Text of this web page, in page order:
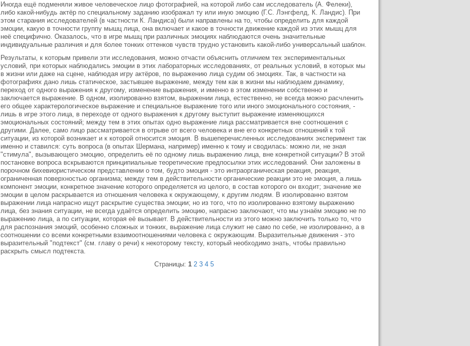
Иногда ещё подменяли живое человеческое лицо фотографией, на которой либо сам исследователь (А. Фелеки),
либо какой-нибудь актёр по специальному заданию изображал ту или иную эмоцию (Г.С. Лэнгфелд, К. Ландис). При
этом старания исследователей (в частности К. Ландиса) были направлены на то, чтобы определить для каждой
эмоции, какую в точности группу мышц лица, она включает и какое в точности движение каждой из этих мышц для
неё специфично. Оказалось, что в игре мышц при различных эмоциях наблюдаются очень значительные
индивидуальные различия и для более тонких оттенков чувств трудно установить какой-либо универсальный шаблон.
Результаты, к которым привели эти исследования, можно отчасти объяснить отличием тех экспериментальных
условий, при которых наблюдались эмоции в этих лабораторных исследованиях, от реальных условий, в которых мы
в жизни или даже на сцене, наблюдая игру актёров, по выражению лица судим об эмоциях. Так, в частности на
фотографиях дано лишь статическое, застывшее выражение, между тем как в жизни мы наблюдаем динамику,
переход от одного выражения к другому, изменение выражения, и именно в этом изменении собственно и
заключается выражение. В одном, изолированно взятом, выражении лица, естественно, не всегда можно расчленить
его общее характерологическое выражение и специальное выражение того или иного эмоционального состояния, -
лишь в игре этого лица, в переходе от одного выражения к другому выступит выражение изменяющихся
эмоциональных состояний; между тем в этих опытах одно выражение лица рассматривается вне соотношения с
другими. Далее, само лицо рассматривается в отрыве от всего человека и вне его конкретных отношений к той
ситуации, из которой возникает и к которой относится эмоция. В вышеперечисленных исследованиях эксперимент так
именно и ставился: суть вопроса (в опытах Шермана, например) именно к тому и сводилась: можно ли, не зная
"стимула", вызывающего эмоцию, определить её по одному лишь выражению лица, вне конкретной ситуации? В этой
постановке вопроса вскрываются принципиальные теоретические предпосылки этих исследований. Они заложены в
порочном бихевиористическом представлении о том, будто эмоция - это интраорганическая реакция, реакция,
ограниченная поверхностью организма; между тем в действительности органические реакции это не эмоция, а лишь
компонент эмоции, конкретное значение которого определяется из целого, в состав которого он входит; значение же
эмоции в целом раскрывается из отношения человека к окружающему, к другим людям. В изолированно взятом
выражении лица напрасно ищут раскрытие существа эмоции; но из того, что по изолированно взятому выражению
лица, без знания ситуации, не всегда удаётся определить эмоцию, напрасно заключают, что мы узнаём эмоцию не по
выражению лица, а по ситуации, которая её вызывает. В действительности из этого можно заключить только то, что
для распознания эмоций, особенно сложных и тонких, выражение лица служит не само по себе, не изолированно, а в
соотношении со всеми конкретными взаимоотношениями человека с окружающим. Выразительные движения - это
выразительный "подтекст" (см. главу о речи) к некоторому тексту, который необходимо знать, чтобы правильно
раскрыть смысл подтекста.
Страницы: 1 2 3 4 5